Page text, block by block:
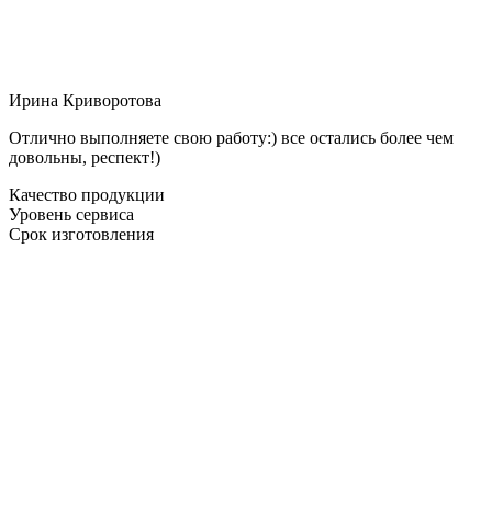
Ирина Криворотова
Отлично выполняете свою работу:) все остались более чем
довольны, респект!)
Качество продукции
Уровень сервиса
Срок изготовления